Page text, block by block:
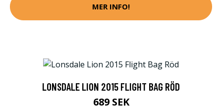
MER INFO!
LONSDALE LION 2015 FLIGHT BAG RÖD
689 SEK